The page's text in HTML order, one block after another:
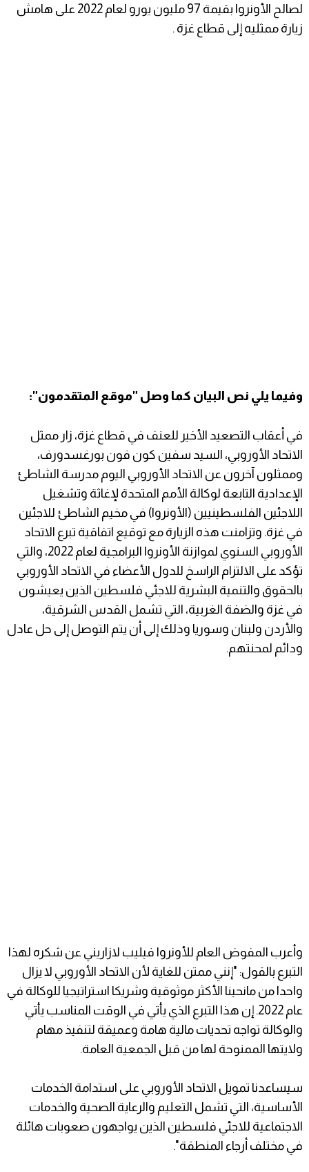
لصالح الأونروا بقيمة 97 مليون يورو لعام 2022 على هامش
زيارة ممثليه إلى قطاع غزة .
وفيما يلي نص البيان كما وصل "موقع المتقدمون":
في أعقاب التصعيد الأخير للعنف في قطاع غزة، زار ممثل
الاتحاد الأوروبي، السيد سفين كون فون بورغسدورف،
وممثلون آخرون عن الاتحاد الأوروبي اليوم مدرسة الشاطئ
الإعدادية التابعة لوكالة الأمم المتحدة لإغاثة وتشغيل
اللاجئين الفلسطينيين (الأونروا) في مخيم الشاطئ للاجئين
في غزة. وتزامنت هذه الزيارة مع توقيع اتفاقية تبرع الاتحاد
الأوروبي السنوي لموازنة الأونروا البرامجية لعام 2022، والتي
تؤكد على الالتزام الراسخ للدول الأعضاء في الاتحاد الأوروبي
بالحقوق والتنمية البشرية للاجئي فلسطين الذين يعيشون
في غزة والضفة الغربية، التي تشمل القدس الشرقية،
والأردن ولبنان وسوريا وذلك إلى أن يتم التوصل إلى حل عادل
ودائم لمحنتهم.
وأعرب المفوض العام للأونروا فيليب لازاريني عن شكره لهذا
التبرع بالقول: "إنني ممتن للغاية لأن الاتحاد الأوروبي لا يزال
واحدا من مانحينا الأكثر موثوقية وشريكا استراتيجيا للوكالة في
عام 2022. إن هذا التبرع الذي يأتي في الوقت المناسب يأتي
والوكالة تواجه تحديات مالية هامة وعميقة لتنفيذ مهام
ولايتها الممنوحة لها من قبل الجمعية العامة.
سيساعدنا تمويل الاتحاد الأوروبي على استدامة الخدمات
الأساسية، التي تشمل التعليم والرعاية الصحية والخدمات
الاجتماعية للاجئي فلسطين الذين يواجهون صعوبات هائلة
في مختلف أرجاء المنطقة".